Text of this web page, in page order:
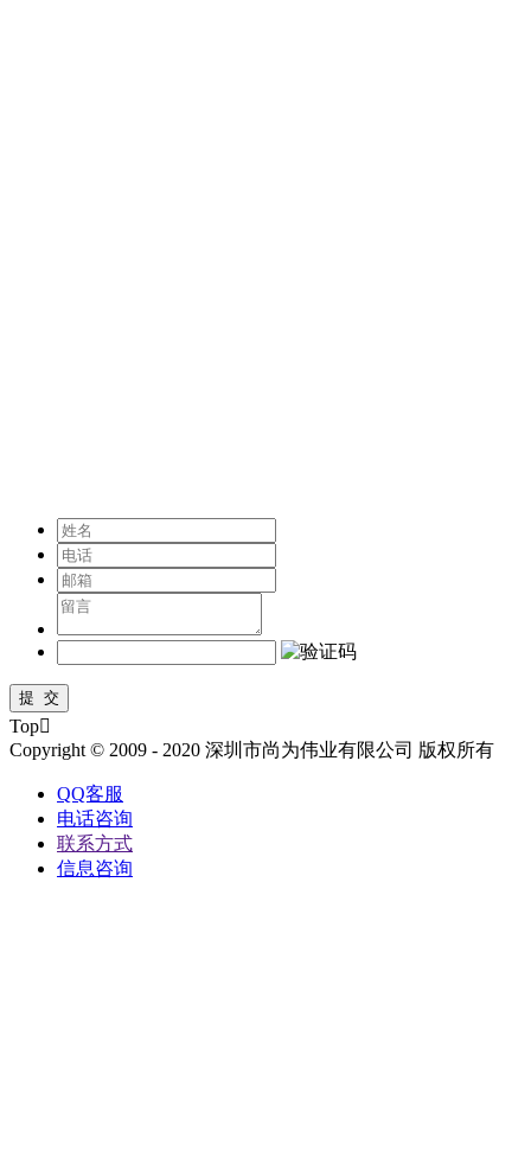
Top
Copyright © 2009 - 2020 深圳市尚为伟业有限公司 版权所有
QQ客服
电话咨询
联系方式
信息咨询